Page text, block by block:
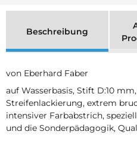
Beschreibung
von Eberhard Faber
auf Wasserbasis, Stift D:10
Streifenlackierung, extrem
intensiver Farbabstrich,
und die Sonderpädagogik,